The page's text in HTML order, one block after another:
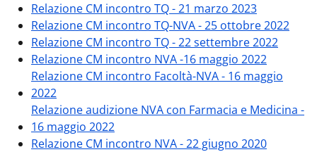
Relazione CM incontro TQ - 21 marzo 2023
Relazione CM incontro TQ-NVA - 25 ottobre 2022
Relazione CM incontro TQ - 22 settembre 2022
Relazione CM incontro NVA -16 maggio 2022
Relazione CM incontro Facoltà-NVA - 16 maggio
2022
Relazione audizione NVA con Farmacia e Medicina -
16 maggio 2022
Relazione CM incontro NVA - 22 giugno 2020